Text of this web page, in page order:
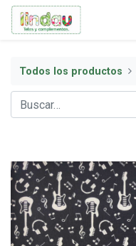
Todos los productos